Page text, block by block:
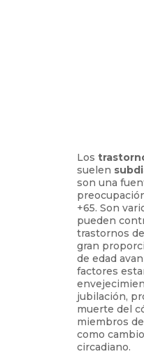
Los
suelen
son una
+65. Son
pueden
trastornos
gran
de edad
factores
jubilación,
muerte del
miembros
como
circadiano.